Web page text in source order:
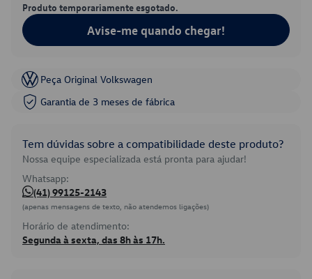
Produto temporariamente esgotado.
Avise-me quando chegar!
Peça Original Volkswagen
Garantia de 3 meses de fábrica
Tem dúvidas sobre a compatibilidade deste produto?
Nossa equipe especializada está pronta para ajudar!
Whatsapp:
(41) 99125-2143
(apenas mensagens de texto, não atendemos ligações)
Horário de atendimento:
Segunda à sexta, das 8h às 17h.